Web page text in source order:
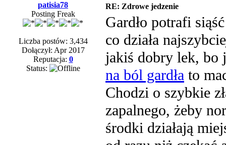
patisia78
Posting Freak
Liczba postów: 3,434
Dołączył: Apr 2017
Reputacja: 0
Status:
RE: Zdrowe jedzenie
Gardło potrafi
co działa
jakiś dobry lek, bo
na ból gardła to
Chodzi o szybkie
zapalnego, żeby
środki działają